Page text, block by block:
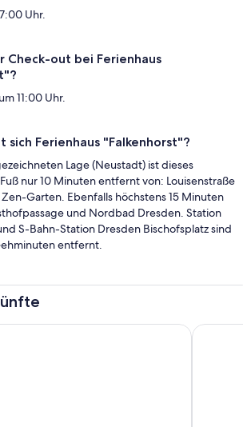
Uhr.
Check-out bei Ferienhaus
11:00 Uhr.
sich Ferienhaus "Falkenhorst"?
Lage (Neustadt) ist dieses
nur 10 Minuten entfernt von: Louisenstraße
Garten. Ebenfalls höchstens 15 Minuten
und Nordbad Dresden. Station
S-Bahn-Station Dresden Bischofsplatz sind
entfernt.
Centre Premier